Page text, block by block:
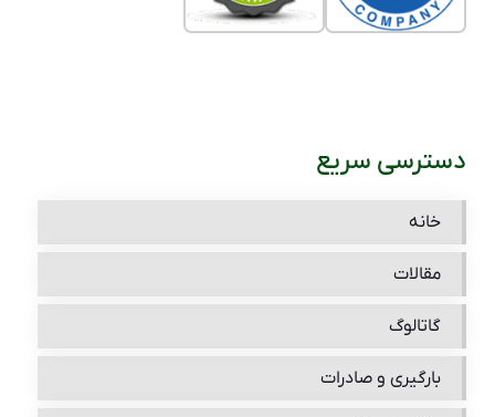
دسترسی سریع
خانه
مقالات
گاتالوگ
بارگیری و صادرات